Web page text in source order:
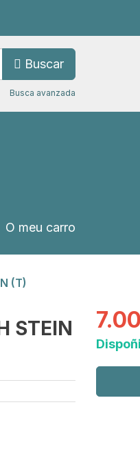
Buscar
Busca avanzada
O meu carro
(T)
STEIN